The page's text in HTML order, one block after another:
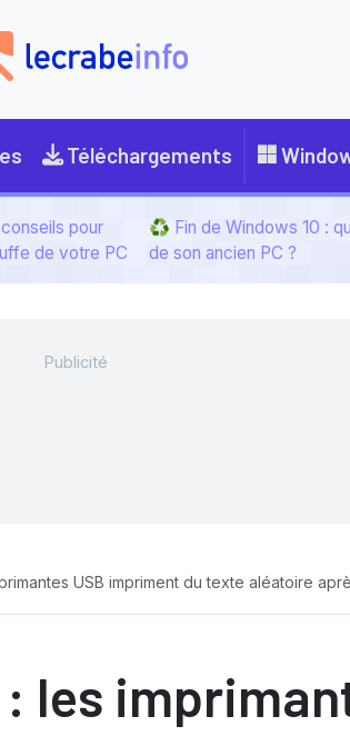
Téléchargements
pour
de votre PC
♻️ Fin de Windows 10 :
de son ancien PC ?
USB impriment du texte aléatoire
les